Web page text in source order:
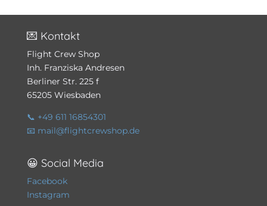
💌 Kontakt
Flight Crew Shop
Inh. Franziska Andresen
Berliner Str. 225 f
65205 Wiesbaden
📞 +49 611 16854301
📧 mail@flightcrewshop.de
😀 Social Media
Facebook
Instagram